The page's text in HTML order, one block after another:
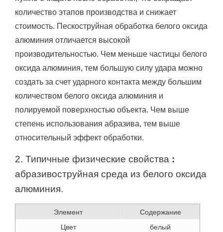
количество этапов производства и снижает
стоимость. Пескоструйная обработка белого оксида
алюминия отличается высокой
производительностью. Чем меньше частицы белого
оксида алюминия, тем большую силу удара можно
создать за счет ударного контакта между большим
количеством белого оксида алюминия и
полируемой поверхностью объекта. Чем выше
степень использования абразива, тем выше
относительный эффект обработки.
2. Типичные физические свойства :
абразивоструйная среда из белого оксида
алюминия.
Элемент
Содержание
Цвет
белый